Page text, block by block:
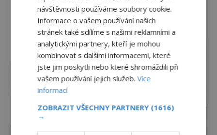
reklama
návštěvnosti používáme soubory cookie.
Informace o vašem používání našich
stránek také sdílíme s našimi reklamními a
analytickými partnery, kteří je mohou
kombinovat s dalšími informacemi, které
jste jim poskytli nebo které shromáždili při
vašem používání jejich služeb.Více
informací
ZOBRAZIT VŠECHNY PARTNERY (1616)
→